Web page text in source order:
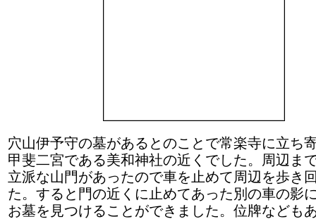
穴山伊予守の墓があるとのことで常楽寺に立ち
甲斐二宮である美和神社の近くでした。周辺ま
立派な山門があったので車を止めて周辺を歩き
た。すると門の近くに止めてあった別の車の影
お墓を見つけることができました。位牌なども